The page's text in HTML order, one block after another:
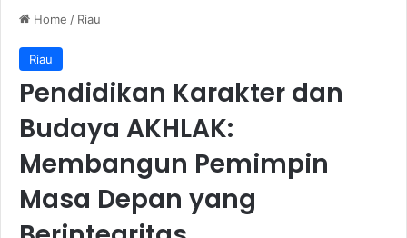
Home / Riau
Riau
Pendidikan Karakter dan
Budaya AKHLAK:
Membangun Pemimpin
Masa Depan yang